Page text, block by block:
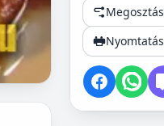
Megosztás
Nyomtatás